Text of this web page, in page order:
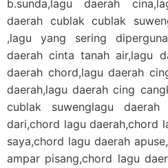
b.sunda,lagu daerah
daerah cublak cublak
,lagu yang sering
daerah cinta tanah air,lagu
daerah chord,lagu daerah
daerah,lagu daerah cing
cublak suwenglagu
dari,chord lagu daerah,chord
saya,chord lagu daerah
ampar pisang,chord lagu